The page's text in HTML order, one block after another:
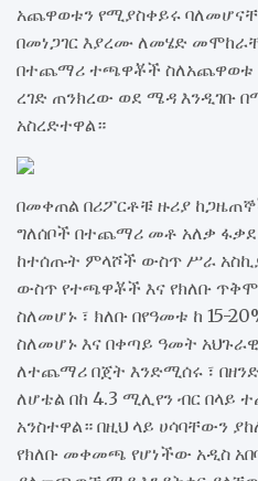
አጨዋወቱን የሚያስቀይሩ
በመነጋገር እያረሙ ለመሄድ
በተጨማሪ ተጫዋቾች ስለአጨዋወቱ
ረገድ ጠንክረው ወደ ሜዳ እንዲገቡ
አስረድተዋል።
በመቀጠል በሪፖርቶቹ ዙሪያ
ግለሰቦች በተጨማሪ መቶ አለቃ
ከተሰጡት ምላሾች ውስጥ ሥራ
ውስጥ የተጫዋቾች እና የክለቡ
ስለመሆኑ ፣ ክለቡ በየዓመቱ ከ 15-
ስለመሆኑ እና በቀጣይ ዓመት
ለተጨማሪ በጀት እንድሚሰሩ ፣
ለሆቴል በከ 4.3 ሚሊየን ብር
አንስተዋል። በዚህ ላይ ሀሳባቸውን
የክለቡ መቀመጫ የሆነችው አዲስ